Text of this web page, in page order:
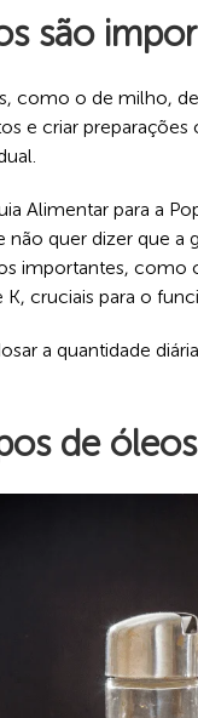
são
como o de milho,
e criar preparações
Alimentar para a
quer dizer que a
importantes, como
K, cruciais para o
a quantidade
de